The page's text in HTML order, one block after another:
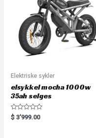
Elektriske sykler
elsykkel mocha 1000w
35ah selges
R
a
$ 3'999.00